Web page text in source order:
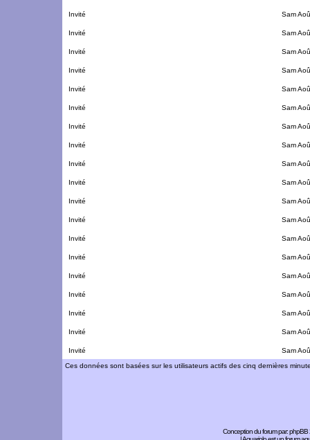
Invité Sam
Invité Sam
Invité Sam
Invité Sam
Invité Sam
Invité Sam
Invité Sam
Invité Sam
Invité Sam
Invité Sam
Invité Sam
Invité Sam
Invité Sam
Invité Sam
Invité Sam
Invité Sam
Invité Sam
Invité Sam
Invité
Sam
Ces données sont basées sur les utilisateurs actifs des cinq dernières
Conception du forum par:phpBB